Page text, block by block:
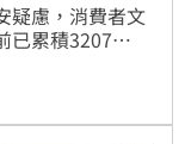
疑慮，消費者文
已累積3207名